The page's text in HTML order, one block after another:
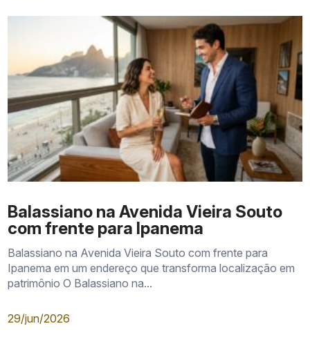
Balassiano na Avenida Vieira Souto
com frente para Ipanema
Balassiano na Avenida Vieira Souto com frente para
Ipanema em um endereço que transforma localização em
patrimônio O Balassiano na...
29/jun/2026